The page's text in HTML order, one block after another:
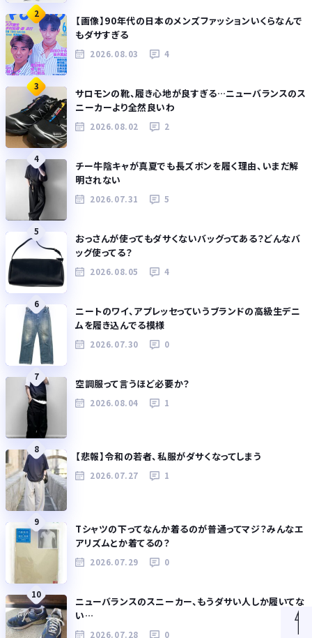
2
【画像】90年代の日本のメンズファッションいくらなんで
もダサすぎる
2026.08.03 4
3
サロモンの靴、履き心地が良すぎる…ニューバランスのス
ニーカーより全然良いわ
2026.08.02 2
4
チー牛陰キャが真夏でも長ズボンを履く理由、いまだ解
明されない
2026.07.31 5
5
おっさんが使ってもダサくないバッグってある？どんなバ
ッグ使ってる？
2026.08.05 4
6
ニートのワイ、アプレッセっていうブランドの高級生デニ
ムを履き込んでる模様
2026.07.30 0
7
空調服って言うほど必要か？
2026.08.04 1
8
【悲報】令和の若者、私服がダサくなってしまう
2026.07.27 1
9
Tシャツの下ってなんか着るのが普通ってマジ？みんなエ
アリズムとか着てるの？
2026.07.29 0
10
ニューバランスのスニーカー、もうダサい人しか履いてな
い…
2026.07.28 0